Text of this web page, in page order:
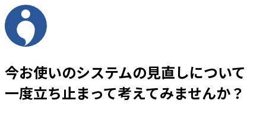
今お使いのシステムの見直しについて
一度立ち止まって考えてみませんか？